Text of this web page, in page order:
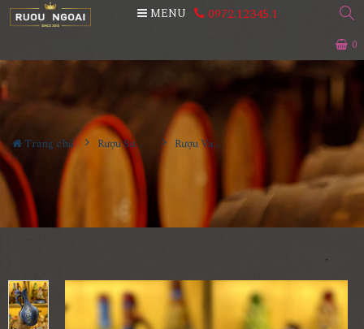
0
MENU 0972.12345.1
Trang chủ Rượu Sưu Tầm - Nga Rượu Vang Gốm Georgia MS74